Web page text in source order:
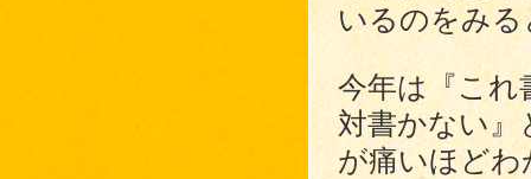
いるのをみ
今年は『こ
対書かない』
が痛いほど